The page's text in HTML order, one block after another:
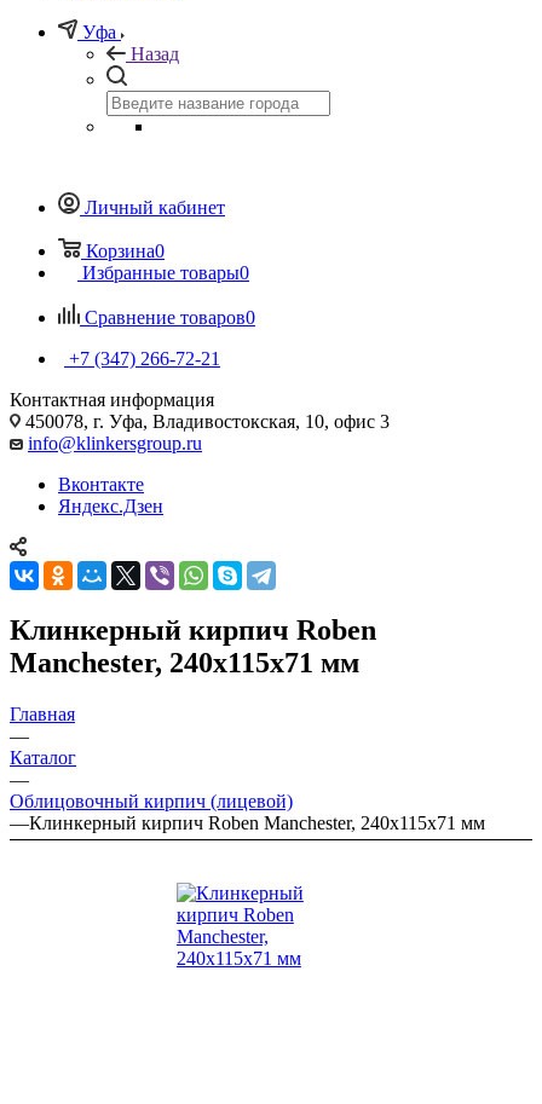
Уфа
Назад
Личный кабинет
Корзина0
Избранные товары0
Сравнение товаров0
+7 (347) 266-72-21
Контактная информация
450078, г. Уфа, Владивостокская, 10, офис 3
info@klinkersgroup.ru
Вконтакте
Яндекс.Дзен
Клинкерный кирпич Roben
Manchester, 240х115х71 мм
Главная
—
Каталог
—
Облицовочный кирпич (лицевой)
—Клинкерный кирпич Roben Manchester, 240х115х71 мм